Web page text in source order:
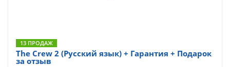
13 ПРОДАЖ
The Crew 2 (Русский язык) + Гарантия + Подарок
за отзыв